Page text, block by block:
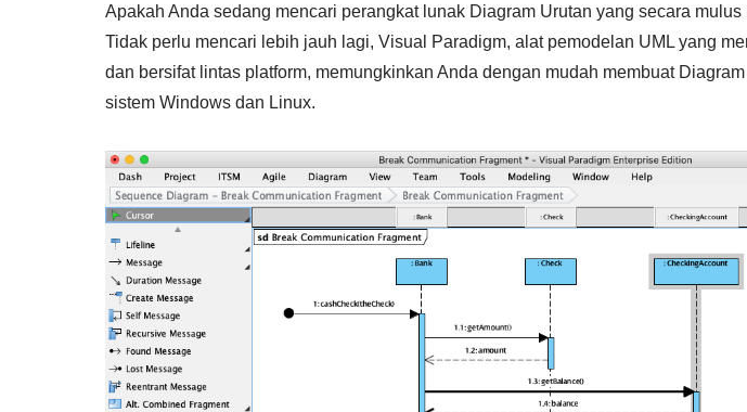
Apakah Anda sedang mencari perangkat lunak Diagram Urutan yang secara
Tidak perlu mencari lebih jauh lagi, Visual Paradigm, alat pemodelan UML yang
dan bersifat lintas platform, memungkinkan Anda dengan mudah membuat
sistem Windows dan Linux.